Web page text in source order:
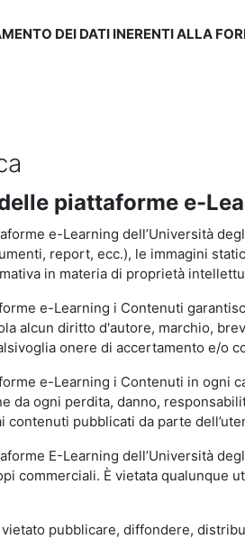
DEI DATI INERENTI ALLA
piattaforme e-
e-Learning dell’Università
report, ecc.), le immagini
in materia di proprietà
e-Learning i Contenuti
alcun diritto d'autore, marchio,
onere di accertamento e/o
e-Learning i Contenuti in ogni
da ogni perdita, danno,
contenuti pubblicati da parte
E-Learning dell’Università
commerciali. È vietata
pubblicare, diffondere,